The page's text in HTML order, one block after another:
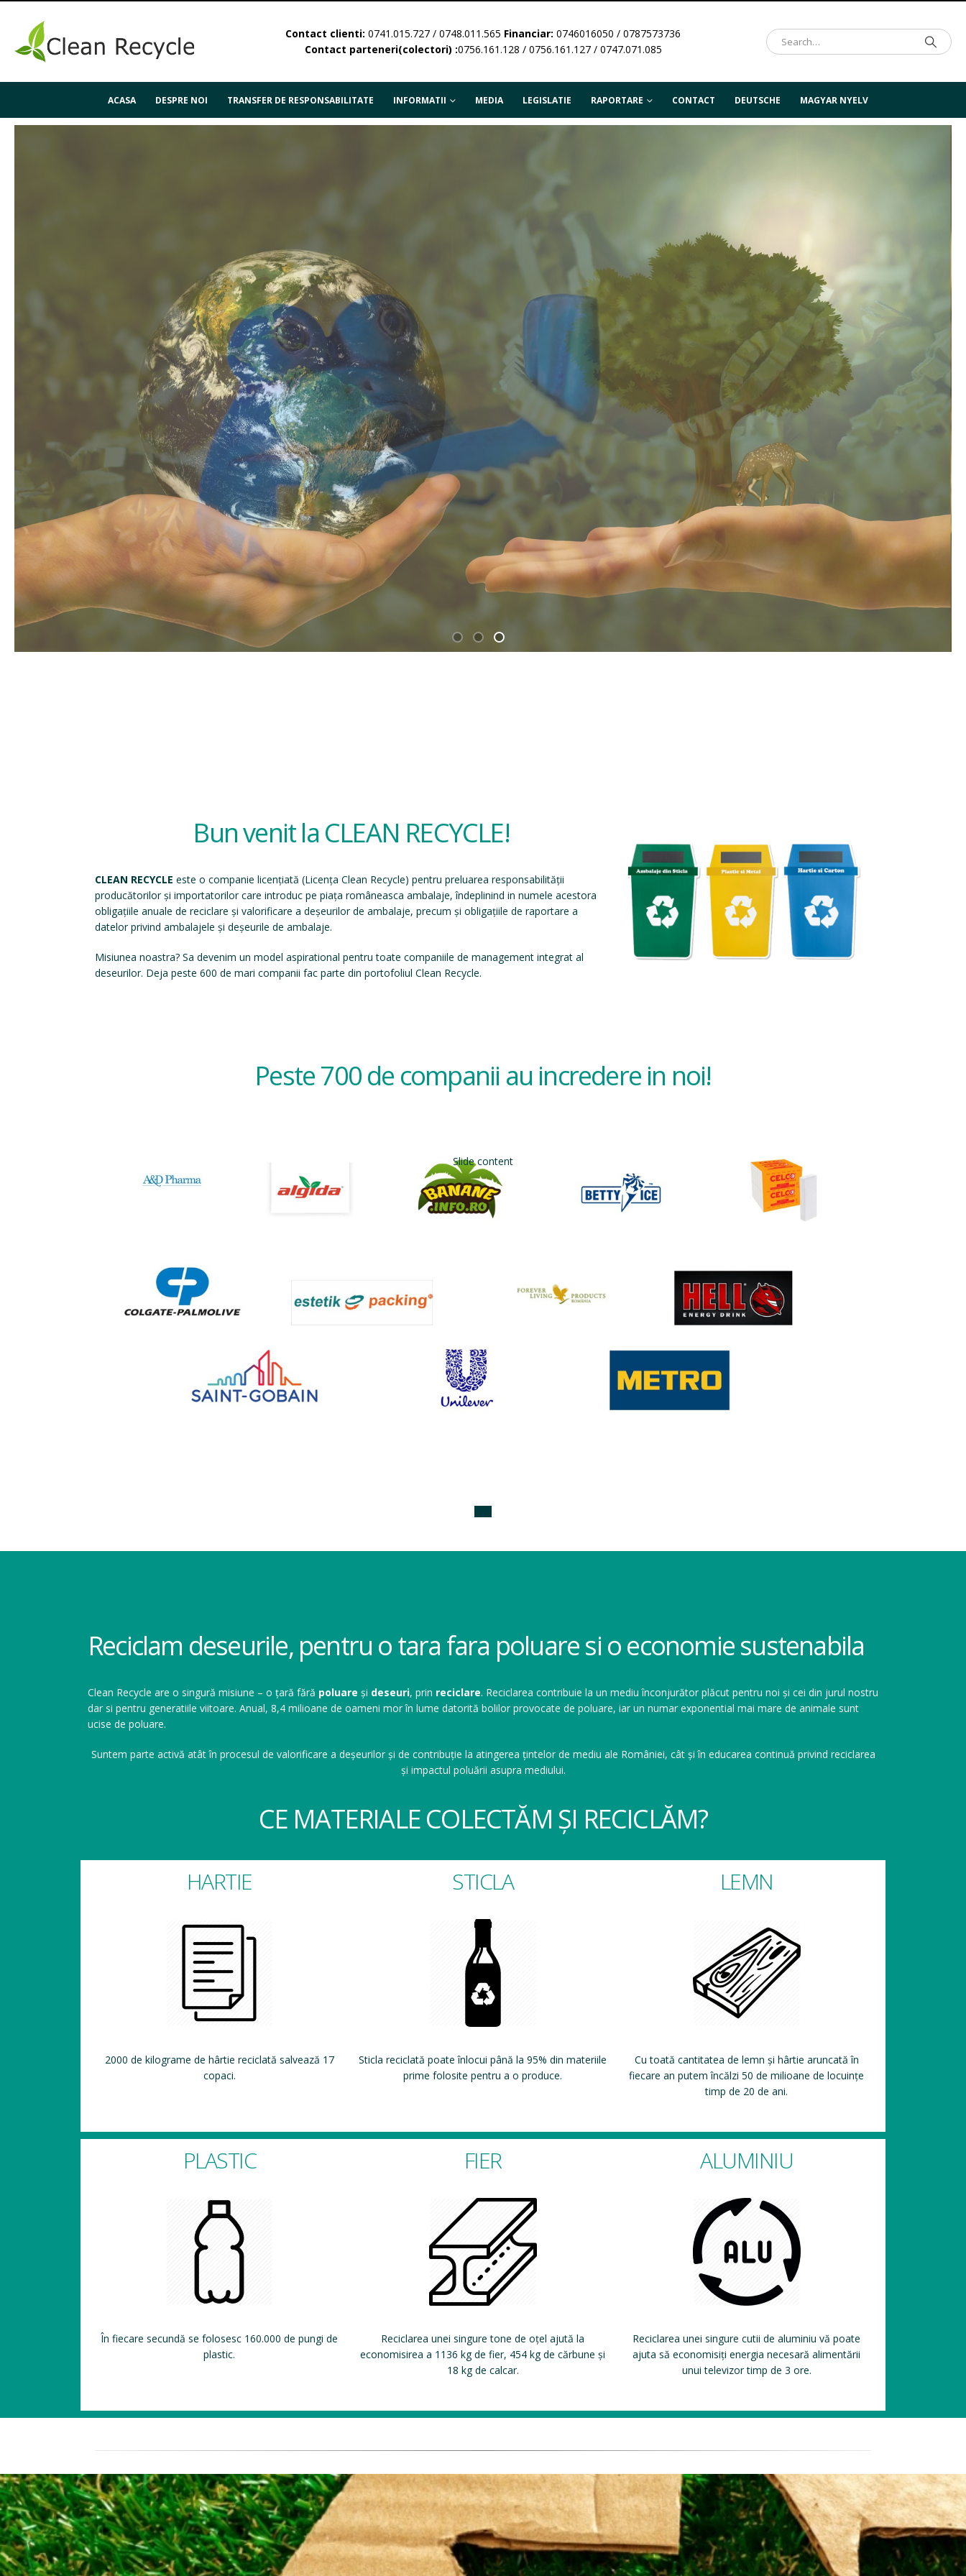
Contact clienti: 0741.015.727 / 0748.011.565 Financiar: 0746016050 / 0787573736
Contact parteneri(colectori) :0756.161.128 / 0756.161.127 / 0747.071.085
ACASA DESPRE NOI TRANSFER DE RESPONSABILITATE INFORMATII MEDIA LEGISLATIE RAPORTARE CONTACT DEUTSCHE MAGYAR NYELV
Bun venit la CLEAN RECYCLE!
CLEAN RECYCLE este o companie licențiată (Licența Clean Recycle) pentru preluarea responsabilității
producătorilor și importatorilor care introduc pe piața româneasca ambalaje, îndeplinind in numele acestora
obligațiile anuale de reciclare și valorificare a deșeurilor de ambalaje, precum și obligațiile de raportare a
datelor privind ambalajele și deșeurile de ambalaje.
Misiunea noastra? Sa devenim un model aspirational pentru toate companiile de management integrat al
deseurilor. Deja peste 600 de mari companii fac parte din portofoliul Clean Recycle.
Peste 700 de companii au incredere in noi!
Slide content
Reciclam deseurile, pentru o tara fara poluare si o economie sustenabila
Clean Recycle are o singură misiune – o țară fără poluare și deseuri, prin reciclare. Reciclarea contribuie la un mediu înconjurător plăcut pentru noi și cei din jurul nostru
dar si pentru generatiile viitoare. Anual, 8,4 milioane de oameni mor în lume datorită bolilor provocate de poluare, iar un numar exponential mai mare de animale sunt
ucise de poluare.
Suntem parte activă atât în procesul de valorificare a deșeurilor și de contribuție la atingerea țintelor de mediu ale României, cât și în educarea continuă privind reciclarea
și impactul poluării asupra mediului.
CE MATERIALE COLECTĂM ȘI RECICLĂM?
HARTIE
2000 de kilograme de hârtie reciclată salvează 17
copaci.
STICLA
Sticla reciclată poate înlocui până la 95% din materiile
prime folosite pentru a o produce.
LEMN
Cu toată cantitatea de lemn și hârtie aruncată în
fiecare an putem încălzi 50 de milioane de locuințe
timp de 20 de ani.
PLASTIC
În fiecare secundă se folosesc 160.000 de pungi de
plastic.
FIER
Reciclarea unei singure tone de oțel ajută la
economisirea a 1136 kg de fier, 454 kg de cărbune și
18 kg de calcar.
ALUMINIU
Reciclarea unei singure cutii de aluminiu vă poate
ajuta să economisiți energia necesară alimentării
unui televizor timp de 3 ore.